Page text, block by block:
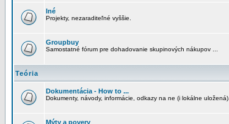
Iné
Projekty, nezaraditeľné vyššie.
Groupbuy
Samostatné fórum pre dohadovanie skupinových nákupov ...
Teória
Dokumentácia - How to ...
Dokumenty, návody, informácie, odkazy na ne (i lokálne uložená).
Mýty a povery